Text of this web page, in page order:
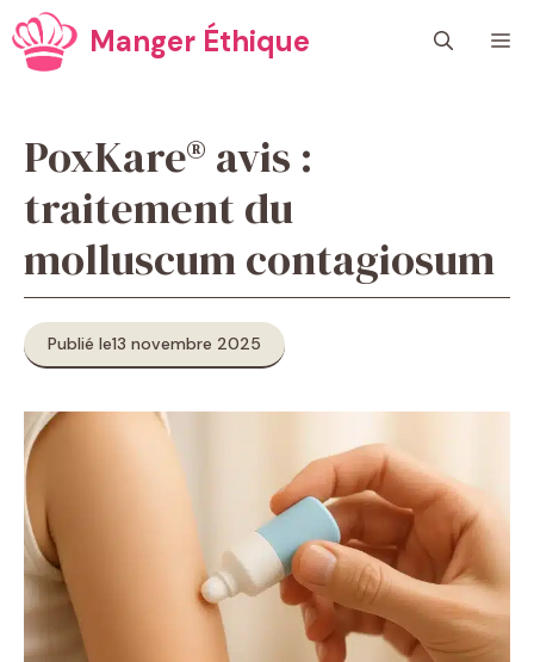
Aller
au
contenu
Manger Éthique
PoxKare® avis :
traitement du
molluscum contagiosum
Publié le13 novembre 2025